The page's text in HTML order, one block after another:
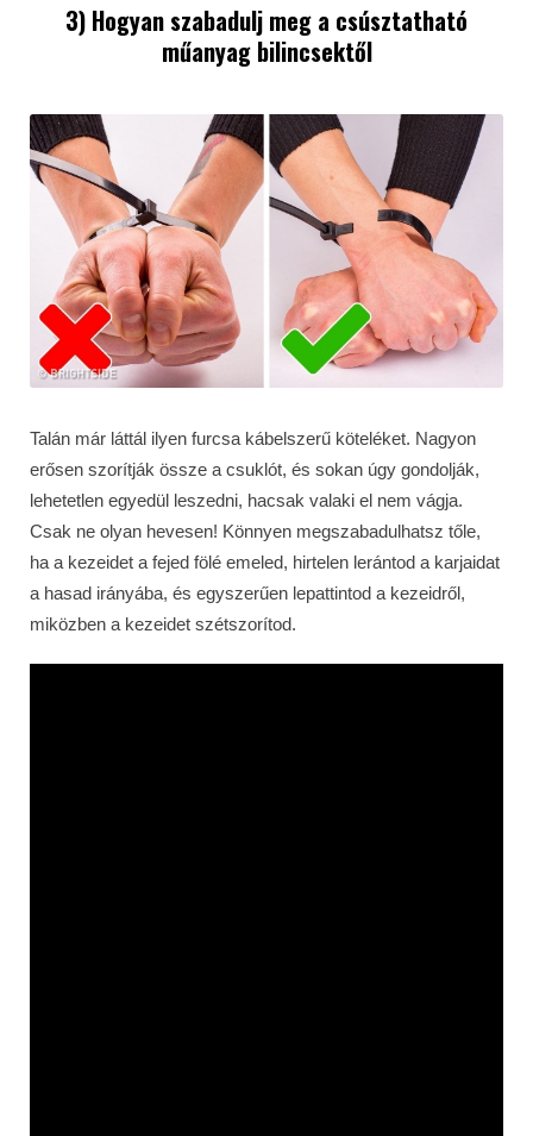
3) Hogyan szabadulj meg a csúsztatható
műanyag bilincsektől
Talán már láttál ilyen furcsa kábelszerű köteléket. Nagyon
erősen szorítják össze a csuklót, és sokan úgy gondolják,
lehetetlen egyedül leszedni, hacsak valaki el nem vágja.
Csak ne olyan hevesen! Könnyen megszabadulhatsz tőle,
ha a kezeidet a fejed fölé emeled, hirtelen lerántod a karjaidat
a hasad irányába, és egyszerűen lepattintod a kezeidről,
miközben a kezeidet szétszorítod.